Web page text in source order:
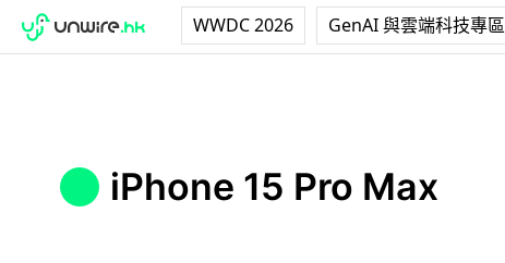
WWDC 2026 GenAI 與雲端科技專區
iPhone 15 Pro Max